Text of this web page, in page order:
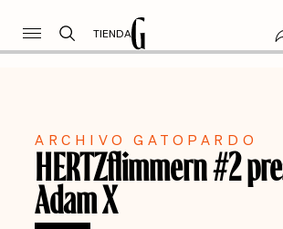
TIENDA
ARCHIVO GATOPARDO
HERTZflimmern #2
Adam X